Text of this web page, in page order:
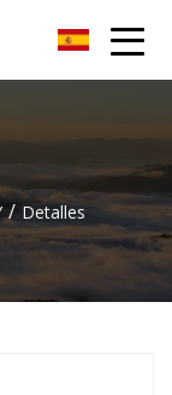
de las estrellas de
/ Detalles